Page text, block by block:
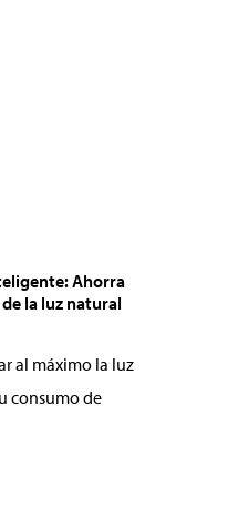
Ahorra
la luz natural
al máximo la luz
consumo de